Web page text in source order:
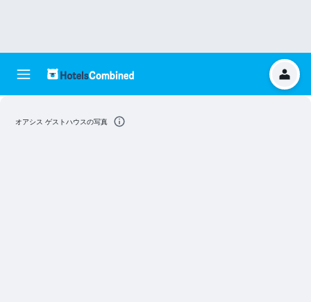
オアシス ゲストハウスの写真